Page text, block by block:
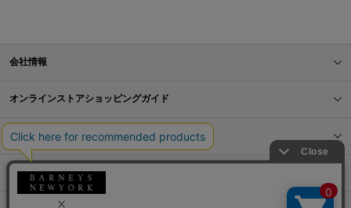
会社情報
オンラインストアショッピングガイド
店舗情報
サービス